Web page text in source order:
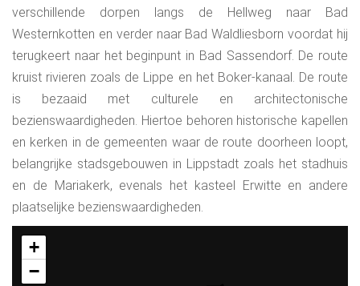
verschillende dorpen langs de Hellweg naar Bad
Westernkotten en verder naar Bad Waldliesborn voordat hij
terugkeert naar het beginpunt in Bad Sassendorf. De route
kruist rivieren zoals de Lippe en het Boker-kanaal. De route
is bezaaid met culturele en architectonische
bezienswaardigheden. Hiertoe behoren historische kapellen
en kerken in de gemeenten waar de route doorheen loopt,
belangrijke stadsgebouwen in Lippstadt zoals het stadhuis
en de Mariakerk, evenals het kasteel Erwitte en andere
plaatselijke bezienswaardigheden.
+
−